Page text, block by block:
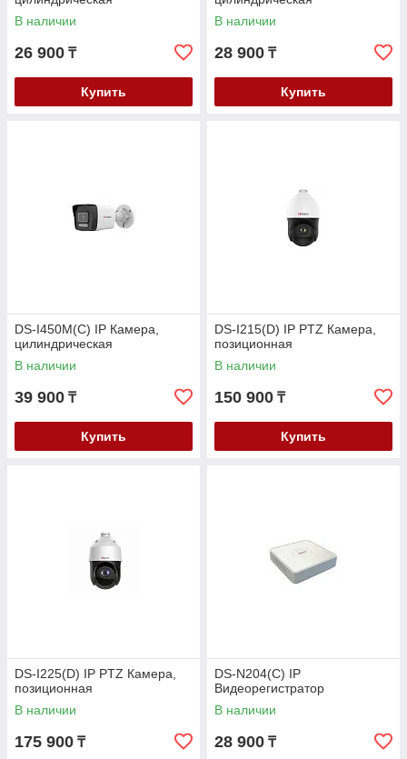
В наличии
26 900 ₸
Купить
В наличии
28 900 ₸
Купить
DS-I450M(C) IP Камера,
цилиндрическая
В наличии
39 900 ₸
Купить
DS-I215(D) IP PTZ Камера,
позиционная
В наличии
150 900 ₸
Купить
DS-I225(D) IP PTZ Камера,
позиционная
В наличии
175 900 ₸
DS-N204(C) IP
Видеорегистратор
В наличии
28 900 ₸